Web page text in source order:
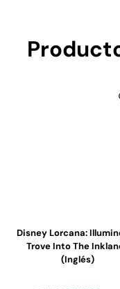
Disney Lorcana:
Trove Into The
(Inglés)